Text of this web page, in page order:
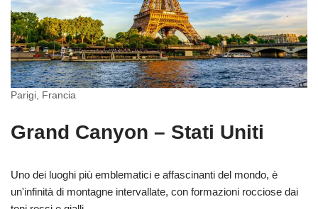
Parigi, Francia
Grand Canyon – Stati Uniti
Uno dei luoghi più emblematici e affascinanti del mondo, è
un'infinità di montagne intervallate, con formazioni rocciose dai